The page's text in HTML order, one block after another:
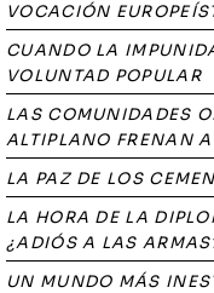
VOCACIÓN
CUANDO LA
VOLUNTAD POPULAR
LAS COMUNIDADES
ALTIPLANO FRENAN
LA PAZ DE LOS
LA HORA DE LA
¿ADIÓS A LAS
UN MUNDO MÁS